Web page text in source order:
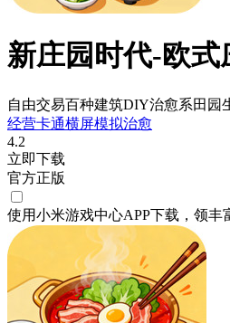
新庄园时代-欧
自由交易百种建筑DIY治愈系田园
经营卡通横屏模拟治愈
4.2
立即下载
官方正版
使用小米游戏中心APP下载 ，领丰